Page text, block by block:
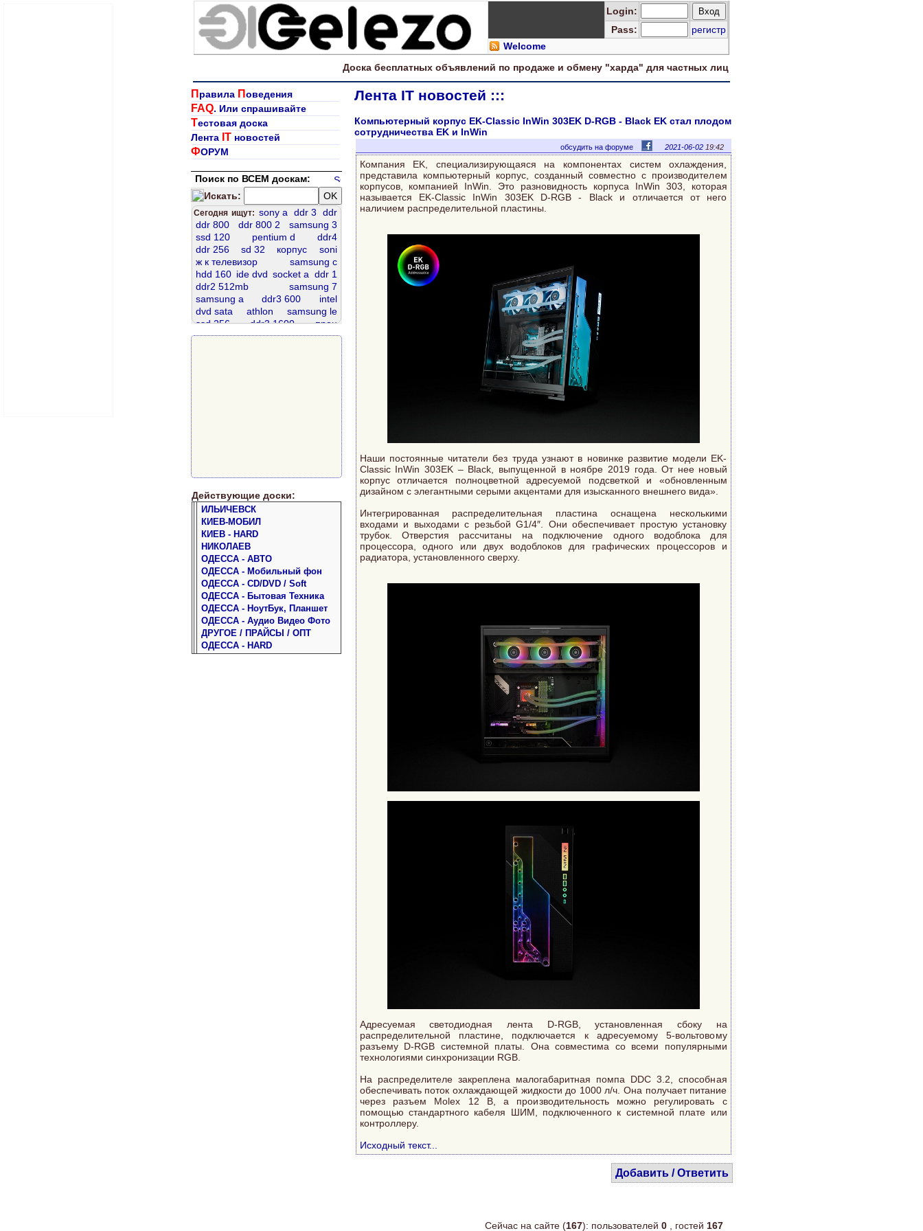
Login:
Pass:
регистр
Welcome
Доска бесплатных объявлений по продаже и обмену "харда" для частных лиц
П равила Поведения
FAQ. Или спрашивайте
Тестовая доска
Лента ITновостей
ФОРУМ
Поиск по ВСЕМ доскам:
Искать:
Сегодня ищут: sony а ddr 3
ddr
ddr 800
ddr 800 2
samsung 3
ssd 120
pentium d
ddr4
ddr 256
sd 32 корпус
soni
ж к телевизор
samsung c
hdd 160 ide dvd socket а ddr 1
ddr2 512mb
samsung 7
samsung a
ddr3 600
intel
dvd sata
athlon
samsung le
ssd 256
ddr3 1600
проц
samsung 5
sata 320
core i
Действующие доски:
ИЛЬИЧЕВСК
КИЕВ-МОБИЛ
КИЕВ - HARD
НИКОЛАЕВ
ОДЕССА - АВТО
ОДЕССА - Мобильный фон
ОДЕССА - CD/DVD / Soft
ОДЕССА - Бытовая Техника
ОДЕССА - НоутБук, Планшет
ОДЕССА - Аудио Видео Фото
ДРУГОЕ / ПРАЙСЫ / ОПТ
ОДЕССА - HARD
Лента IT новостей :::
Компьютерный корпус EK-Classic InWin 303EK D-RGB - Black EK стал плодом
сотрудничества EK и InWin
обсудить на форуме 2021-06-0219:42
Компания EK, специализирующаяся на компонентах систем охлаждения,
представила компьютерный корпус, созданный совместно с производителем
корпусов, компанией InWin. Это разновидность корпуса InWin 303, которая
называется EK-Classic InWin 303EK D-RGB - Black и отличается от него
наличием распределительной пластины.
Наши постоянные читатели без труда узнают в новинке развитие модели EK-
Classic InWin 303EK – Black, выпущенной в ноябре 2019 года. От нее новый
корпус отличается полноцветной адресуемой подсветкой и «обновленным
дизайном с элегантными серыми акцентами для изысканного внешнего вида».
Интегрированная распределительная пластина оснащена несколькими
входами и выходами с резьбой G1/4″. Они обеспечивает простую установку
трубок. Отверстия рассчитаны на подключение одного водоблока для
процессора, одного или двух водоблоков для графических процессоров и
радиатора, установленного сверху.
Адресуемая светодиодная лента D-RGB, установленная сбоку на
распределительной пластине, подключается к адресуемому 5-вольтовому
разъему D-RGB системной платы. Она совместима со всеми популярными
технологиями синхронизации RGB.
На распределителе закреплена малогабаритная помпа DDC 3.2, способная
обеспечивать поток охлаждающей жидкости до 1000 л/ч. Она получает питание
через разъем Molex 12 В, а производительность можно регулировать с
помощью стандартного кабеля ШИМ, подключенного к системной плате или
контроллеру.
Исходный текст...
Добавить / Ответить
Сейчас на сайте (167): пользователей 0 , гостей 167